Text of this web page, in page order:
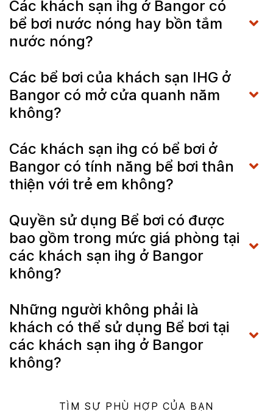
Các khách sạn ihg ở Bangor có
bể bơi nước nóng hay bồn tắm
nước nóng?
Các bể bơi của khách sạn IHG ở
Bangor có mở cửa quanh năm
không?
Các khách sạn ihg có bể bơi ở
Bangor có tính năng bể bơi thân
thiện với trẻ em không?
Quyền sử dụng Bể bơi có được
bao gồm trong mức giá phòng tại
các khách sạn ihg ở Bangor
không?
Những người không phải là
khách có thể sử dụng Bể bơi tại
các khách sạn ihg ở Bangor
không?
TÌM SỰ PHÙ HỢP CỦA BẠN